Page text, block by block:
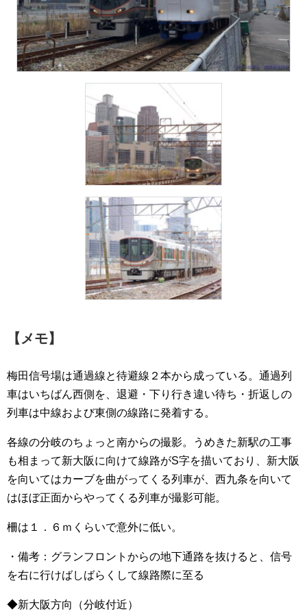
【メモ】
梅田信号場は通過線と待避線２本から成っている。通過列
車はいちばん西側を、退避・下り行き違い待ち・折返しの
列車は中線および東側の線路に発着する。
各線の分岐のちょっと南からの撮影。うめきた新駅の工事
も相まって新大阪に向けて線路がS字を描いており、新大阪
を向いてはカーブを曲がってくる列車が、西九条を向いて
はほぼ正面からやってくる列車が撮影可能。
柵は１．６ｍくらいで意外に低い。
・備考：グランフロントからの地下通路を抜けると、信号
を右に行けばしばらくして線路際に至る
◆新大阪方向（分岐付近）